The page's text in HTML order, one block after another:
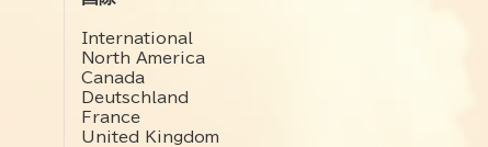
International
North America
Canada
Deutschland
France
United Kingdom